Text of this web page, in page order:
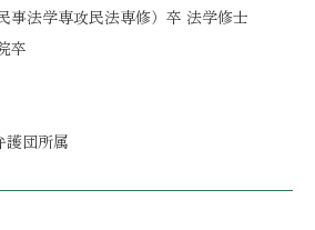
事法学専攻民法専修）卒 法学修士
卒
護団所属